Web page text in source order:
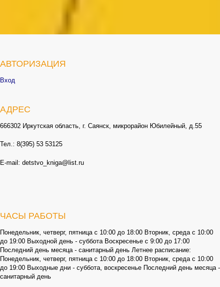
АВТОРИЗАЦИЯ
Вход
АДРЕС
666302 Иркутская область, г. Саянск, микрорайон Юбилейный, д.55
Тел.: 8(395) 53 53125
E-mail: detstvo_kniga@list.ru
ЧАСЫ РАБОТЫ
Понедельник, четверг, пятница с 10:00 до 18:00 Вторник, среда с 10:00
до 19:00 Выходной день - суббота Воскресенье с 9:00 до 17:00
Последний день месяца - санитарный день Летнее расписание:
Понедельник, четверг, пятница с 10:00 до 18:00 Вторник, среда с 10:00
до 19:00 Выходные дни - суббота, воскресенье Последний день месяца -
санитарный день